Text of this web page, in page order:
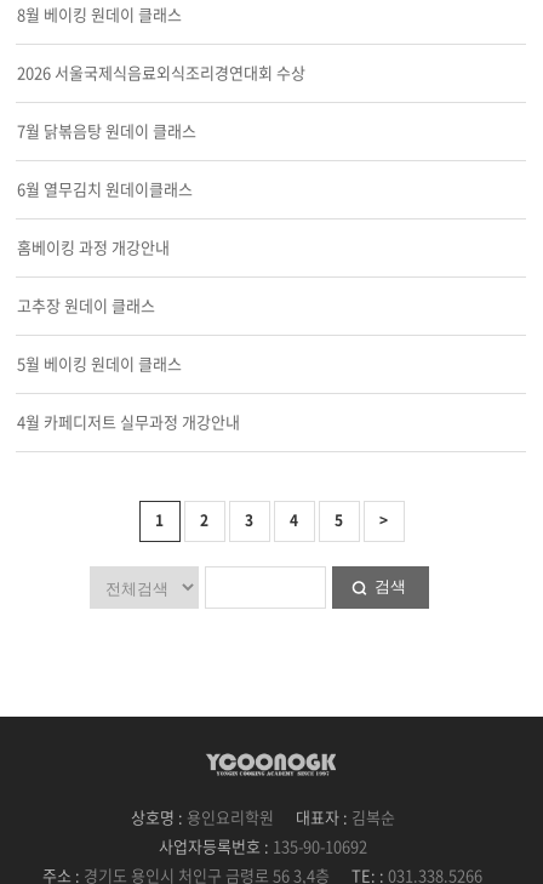
8월 베이킹 원데이 클래스
2026 서울국제식음료외식조리경연대회 수상
7월 닭볶음탕 원데이 클래스
6월 열무김치 원데이클래스
홈베이킹 과정 개강안내
고추장 원데이 클래스
5월 베이킹 원데이 클래스
4월 카페디저트 실무과정 개강안내
1 2 3 4 5 >
검색
상호명 : 용인요리학원 대표자 : 김복순
사업자등록번호 : 135-90-10692
주소 : 경기도 용인시 처인구 금령로 56 3,4층 TE: : 031.338.5266